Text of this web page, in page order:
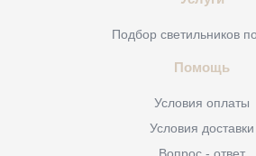
Подбор светильников
Помощь
Условия оплаты
Условия доставки
Вопрос - ответ